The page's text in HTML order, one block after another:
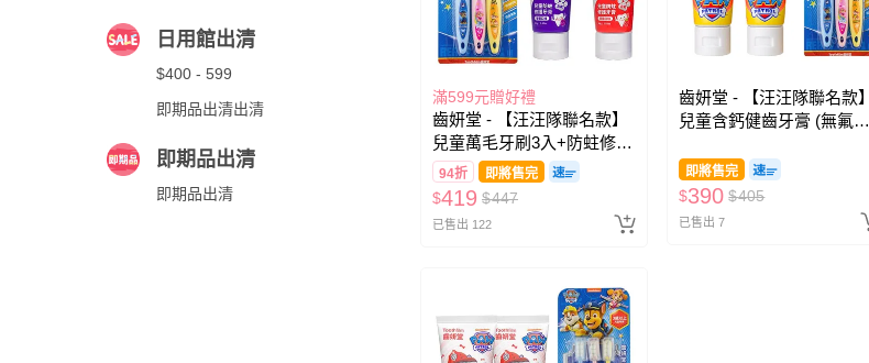
日用館出清
$400 - 599
即期品出清出清
即期品出清
即期品出清
滿599元贈好禮
齒妍堂 - 【汪汪隊聯名款】
兒童萬毛牙刷3入+防蛀修護
牙膏(草莓*1+葡萄*1)-含氟
量約為1200ppm)
94折 即將售完
$419 $447
已售出 122
齒妍堂 - 【汪汪隊聯名款】
兒童含鈣健齒牙膏 (無氟，
毛牙刷-3入
即將售完
$390 $405
已售出 7